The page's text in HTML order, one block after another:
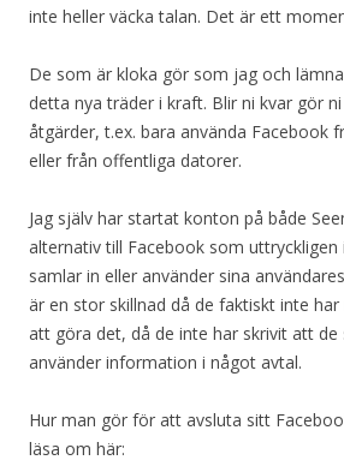
inte heller väcka talan. Det är ett
De som är kloka gör som jag och
detta nya träder i kraft. Blir ni kvar gör
åtgärder, t.ex. bara använda Facebook
eller från offentliga datorer.
Jag själv har startat konton på både
alternativ till Facebook som
samlar in eller använder sina
är en stor skillnad då de faktiskt inte
att göra det, då de inte har skrivit att de
använder information i något avtal.
Hur man gör för att avsluta sitt
läsa om här: